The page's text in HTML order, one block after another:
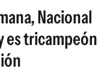
Nacional
es tricampeón